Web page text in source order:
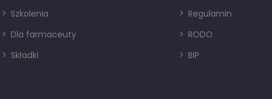
Szkolenia
Dla farmaceuty
Składki
Regulamin
RODO
BIP